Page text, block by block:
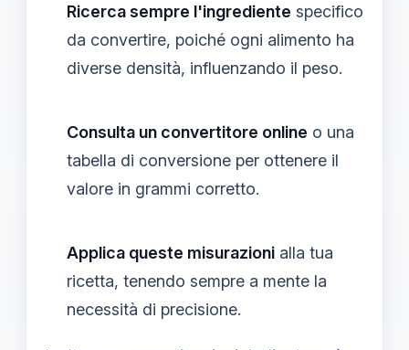
Ricerca sempre l'ingrediente specifico
da convertire, poiché ogni alimento ha
diverse densità, influenzando il peso.
Consulta un convertitore online o una
tabella di conversione per ottenere il
valore in grammi corretto.
Applica queste misurazioni alla tua
ricetta, tenendo sempre a mente la
necessità di precisione.